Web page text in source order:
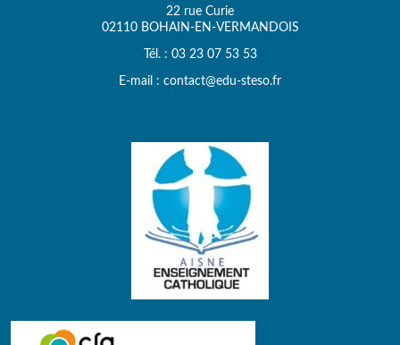
22 rue Curie
02110 BOHAIN-EN-VERMANDOIS
Tél. : 03 23 07 53 53
E-mail : contact@edu-steso.fr